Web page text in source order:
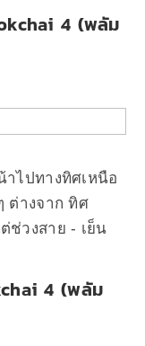
4 (พลัม
ไปทางทิศเหนือ
ต่างจาก ทิศ
ช่วงสาย - เย็น
4 (พลัม